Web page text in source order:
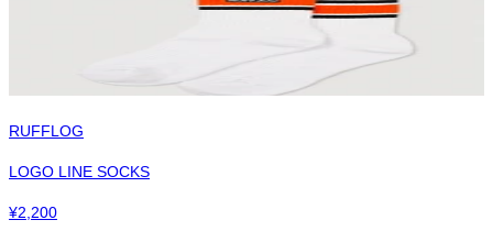
RUFFLOG
LOGO LINE SOCKS
¥2,200